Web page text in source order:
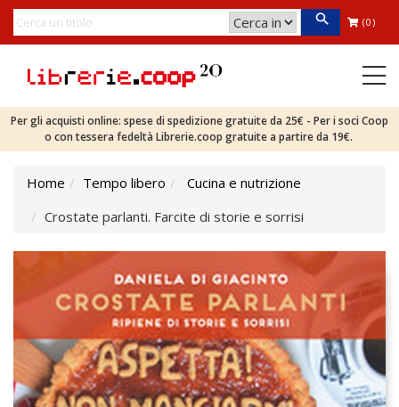
(0)
Per gli acquisti online: spese di spedizione gratuite da 25€ - Per i soci Coop
o con tessera fedeltà Librerie.coop gratuite a partire da 19€.
Home Tempo libero
Cucina e nutrizione
Crostate parlanti. Farcite di storie e sorrisi